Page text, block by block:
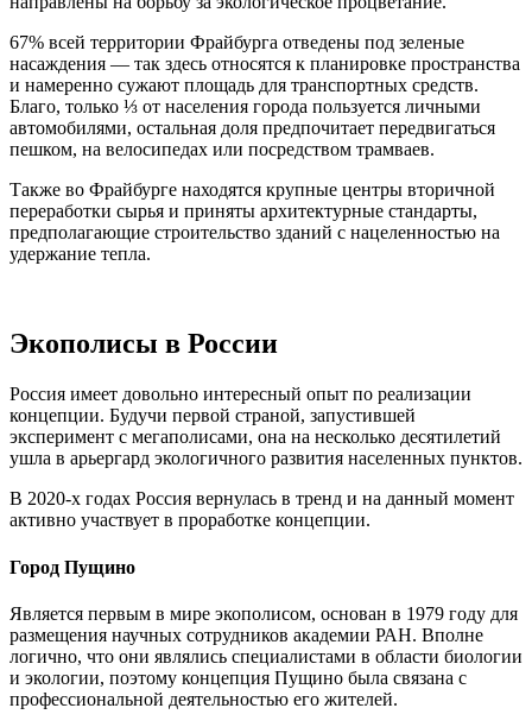
67% всей территории Фрайбурга отведены под зеленые
насаждения — так здесь относятся к планировке пространства
и намеренно сужают площадь для транспортных средств.
Благо, только ⅓ от населения города пользуется личными
автомобилями, остальная доля предпочитает передвигаться
пешком, на велосипедах или посредством трамваев.
Также во Фрайбурге находятся крупные центры вторичной
переработки сырья и приняты архитектурные стандарты,
предполагающие строительство зданий с нацеленностью на
удержание тепла.
Экополисы в России
Россия имеет довольно интересный опыт по реализации
концепции. Будучи первой страной, запустившей
эксперимент с мегаполисами, она на несколько десятилетий
ушла в арьергард экологичного развития населенных пунктов.
В 2020-х годах Россия вернулась в тренд и на данный момент
активно участвует в проработке концепции.
Город Пущино
Является первым в мире экополисом, основан в 1979 году для
размещения научных сотрудников академии РАН. Вполне
логично, что они являлись специалистами в области биологии
и экологии, поэтому концепция Пущино была связана с
профессиональной деятельностью его жителей.